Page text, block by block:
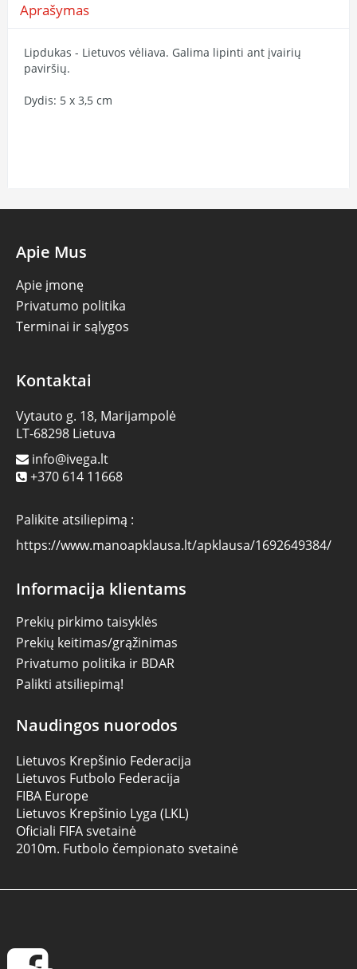
Aprašymas
Lipdukas - Lietuvos vėliava. Galima lipinti ant įvairių
paviršių.
Dydis: 5 x 3,5 cm
Apie Mus
Apie įmonę
Privatumo politika
Terminai ir sąlygos
Kontaktai
Vytauto g. 18, Marijampolė
LT-68298 Lietuva
info@ivega.lt
+370 614 11668
Palikite atsiliepimą :
https://www.manoapklausa.lt/apklausa/1692649384/
Informacija klientams
Prekių pirkimo taisyklės
Prekių keitimas/grąžinimas
Privatumo politika ir BDAR
Palikti atsiliepimą!
Naudingos nuorodos
Lietuvos Krepšinio Federacija
Lietuvos Futbolo Federacija
FIBA Europe
Lietuvos Krepšinio Lyga (LKL)
Oficiali FIFA svetainė
2010m. Futbolo čempionato svetainė